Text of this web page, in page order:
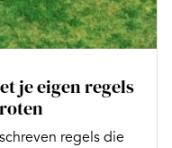
je eigen regels
regels die